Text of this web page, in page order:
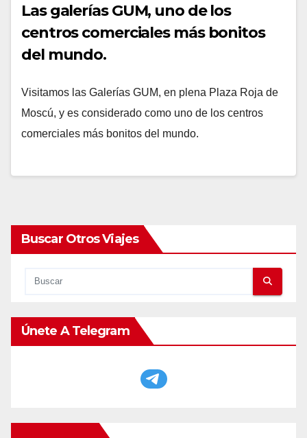
Las galerías GUM, uno de los
centros comerciales más bonitos
del mundo.
Visitamos las Galerías GUM, en plena Plaza Roja de
Moscú, y es considerado como uno de los centros
comerciales más bonitos del mundo.
Buscar Otros Viajes
Únete A Telegram